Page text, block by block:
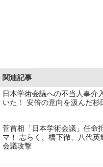
関連記事
日本学術会議への不当人事介
いた！ 安倍の意向を汲んだ
菅首相「日本学術会議」任命
マ！ 志らく、橋下徹、八代
会議攻撃